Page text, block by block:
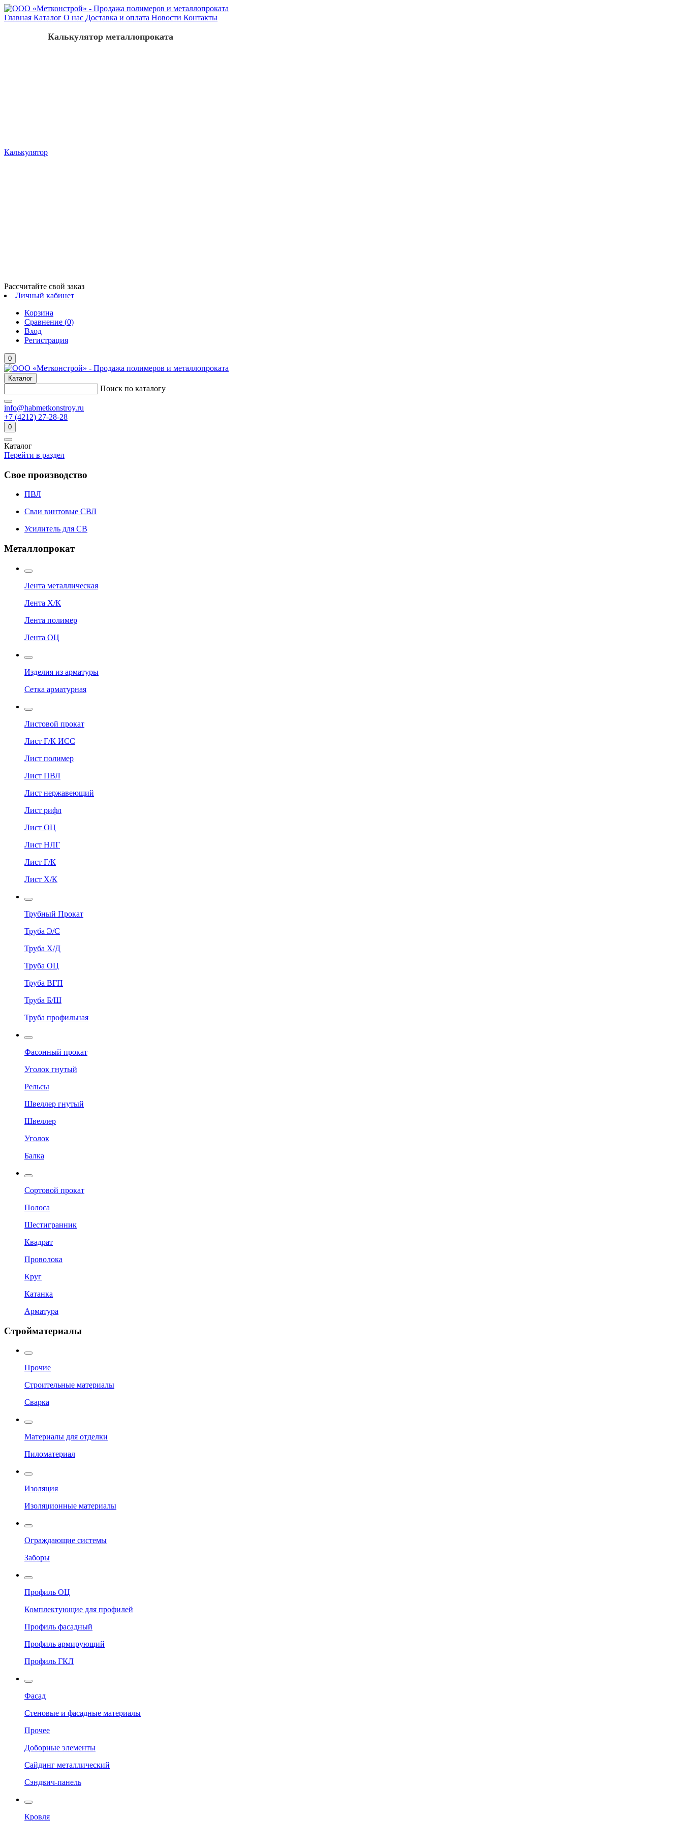
Главная Каталог О нас Доставка и оплата Новости Контакты
Калькулятор
Калькулятор металлопроката
Рассчитайте свой заказ
Личный кабинет
Корзина
Сравнение (0)
Вход
Регистрация
0
Каталог
Поиск по каталогу
info@habmetkonstroy.ru
+7 (4212) 27-28-28
0
Каталог
Перейти в раздел
Свое производство
ПВЛ
Сваи винтовые СВЛ
Усилитель для СВ
Металлопрокат
Лента металлическая
Лента Х/К
Лента полимер
Лента ОЦ
Изделия из арматуры
Сетка арматурная
Листовой прокат
Лист Г/К ИСС
Лист полимер
Лист ПВЛ
Лист нержавеющий
Лист рифл
Лист ОЦ
Лист НЛГ
Лист Г/К
Лист Х/К
Трубный Прокат
Труба Э/С
Труба Х/Д
Труба ОЦ
Труба ВГП
Труба Б/Ш
Труба профильная
Фасонный прокат
Уголок гнутый
Рельсы
Швеллер гнутый
Швеллер
Уголок
Балка
Сортовой прокат
Полоса
Шестигранник
Квадрат
Проволока
Круг
Катанка
Арматура
Стройматериалы
Прочие
Строительные материалы
Сварка
Материалы для отделки
Пиломатериал
Изоляция
Изоляционные материалы
Ограждающие системы
Заборы
Профиль ОЦ
Комплектующие для профилей
Профиль фасадный
Профиль армирующий
Профиль ГКЛ
Фасад
Стеновые и фасадные материалы
Прочее
Доборные элементы
Сайдинг металлический
Сэндвич-панель
Кровля